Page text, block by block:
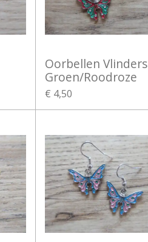
Oorbellen Vlinders
Groen/Roodroze
€ 4,50